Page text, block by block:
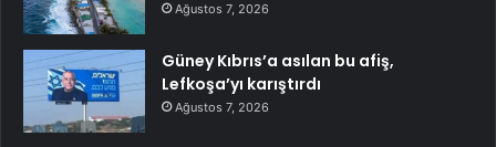
Ağustos 7, 2026
Güney Kıbrıs’a asılan bu afiş,
Lefkoşa’yı karıştırdı
Ağustos 7, 2026